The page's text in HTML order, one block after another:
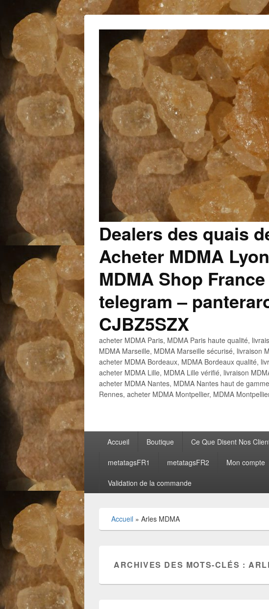
Dealers des quais
Acheter MDMA
MDMA Shop
telegram –
CJBZ5SZX
acheter MDMA Paris, MDMA Paris haute qualité,
MDMA Marseille, MDMA Marseille sécurisé, livraison
acheter MDMA Bordeaux, MDMA Bordeaux qualité,
acheter MDMA Lille, MDMA Lille vérifié, livraison
acheter MDMA Nantes, MDMA Nantes haut de
Rennes, acheter MDMA Montpellier, MDMA
Menu
principalAccueil Boutique Ce Que Disent Nos
metatagsFR1 metatagsFR2 Mon compte
Validation de la commande
Accueil » Arles MDMA
ARCHIVES DES MOTS-CLÉS :